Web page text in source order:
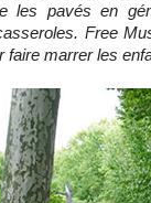
les pavés en
Free
faire marrer les